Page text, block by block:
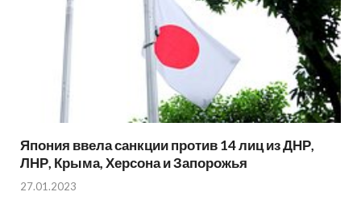
Япония ввела санкции против 14 лиц из ДНР,
ЛНР, Крыма, Херсона и Запорожья
27.01.2023